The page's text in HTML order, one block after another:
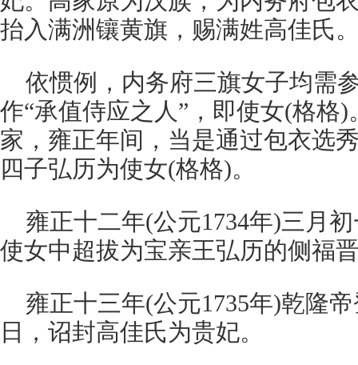
抬入满洲镶黄旗，赐满姓高佳氏
依惯例，内务府三旗女子均需
作“承值侍应之人”，即使女(格格
家，雍正年间，当是通过包衣选
四子弘历为使女(格格)。
雍正十二年(公元1734年)三月
使女中超拔为宝亲王弘历的侧福
雍正十三年(公元1735年)乾隆
日，诏封高佳氏为贵妃。